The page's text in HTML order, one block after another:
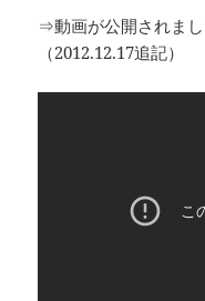
⇒動画が公開されまし
（2012.12.17追記）